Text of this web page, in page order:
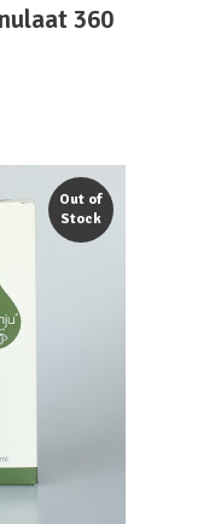
360
Out of
Stock